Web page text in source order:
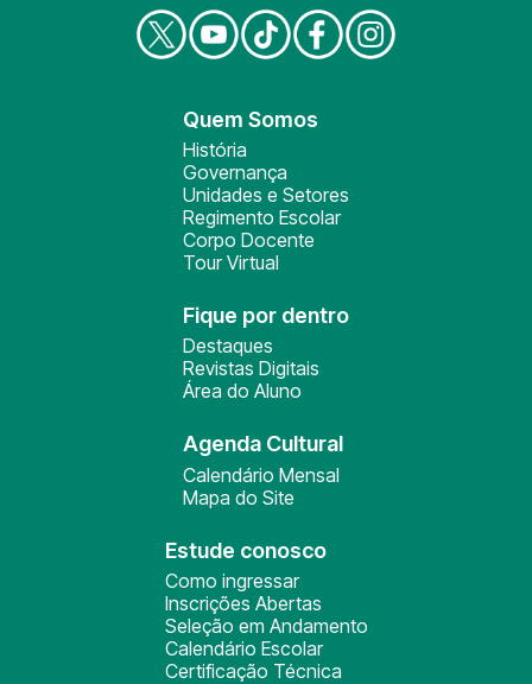
Quem Somos
História
Governança
Unidades e Setores
Regimento Escolar
Corpo Docente
Tour Virtual
Fique por dentro
Destaques
Revistas Digitais
Área do Aluno
Agenda Cultural
Calendário Mensal
Mapa do Site
Estude conosco
Como ingressar
Inscrições Abertas
Seleção em Andamento
Calendário Escolar
Certificação Técnica